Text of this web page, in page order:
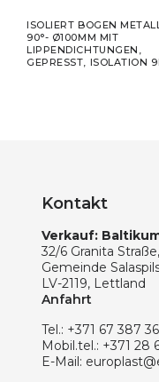
ISOLIERT BOGEN
90°- Ø100MM MIT
LIPPENDICHTUNGEN,
GEPRESST, ISOLATION
Kontakt
Verkauf:
32/6 Granita
Gemeinde
LV-2119, Lettland
Anfahrt
Tel.: +371 67 387
Mobil.tel.: +371 28
E-Mail: